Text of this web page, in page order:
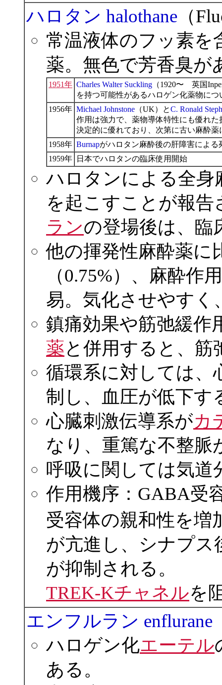
ハロタン halothane （
常温液体のフッ素を
薬。無色で芳香臭が
1951年 Charles Walter Suckling （1920〜 英国
を持つ可能性があるハロゲン化薬物に
1956年 Michael Johnstone （UK）とC. Ronald
作用は強力で、薬物導体特性にも優れ
決定的に優れており、次第に古い麻酔
1958年 Burnapがハロタン麻酔後の肝障害によ
1959年
日本でハロタンの臨床使用開始
ハロタンによる全身
を起こすことが報告
ランの登場後は、臨
他の揮発性麻酔薬に
（0.75%）、麻酔作
易。気化させやすく
鎮痛効果や筋弛緩作
薬と併用すると、筋
循環系に対しては、
制し、血圧が低下す
心臓刺激伝導系がカ
なり、重篤な不整脈
呼吸に関しては気道
作用機序：GABA受
受容体の親和性を増
が亢進し、シナプス
が抑制される。
TREK-Kチャネルを
エンフルラン enflurane
ハロゲン化エーテル
ある。